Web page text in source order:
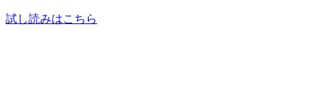
試し読みはこちら